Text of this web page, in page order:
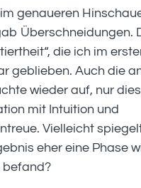
genaueren
Überschneidungen.
die ich im
geblieben. Auch die
wieder auf, nur
mit Intuition und
Vielleicht
eher eine Phase
befand?